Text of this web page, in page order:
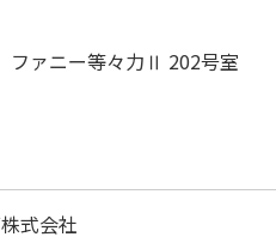
ァニー等々力Ⅱ 202号室
式会社